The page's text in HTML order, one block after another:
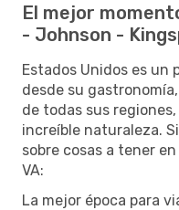
El mejor
- Johnson -
Estados Unidos es un
desde su
de todas sus
increíble naturaleza.
sobre cosas a tener
VA:
La mejor época para